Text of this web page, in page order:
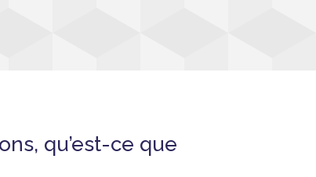
qu’est-ce que